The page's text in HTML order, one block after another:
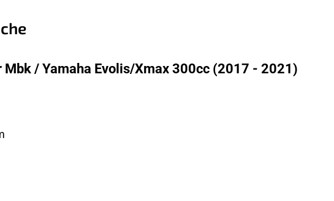
Mbk / Yamaha Evolis/Xmax 300cc (2017 - 2021)